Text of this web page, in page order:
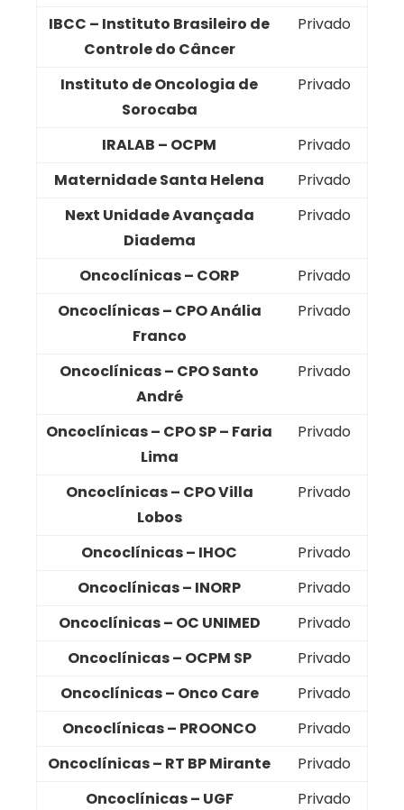
IBCC – Instituto Brasileiro de
Controle do Câncer
Privado
Instituto de Oncologia de
Sorocaba
Privado
IRALAB – OCPM
Privado
Maternidade Santa Helena
Privado
Next Unidade Avançada
Diadema
Privado
Oncoclínicas – CORP
Privado
Oncoclínicas – CPO Anália
Franco
Privado
Oncoclínicas – CPO Santo
André
Privado
Oncoclínicas – CPO SP – Faria
Lima
Privado
Oncoclínicas – CPO Villa
Lobos
Privado
Oncoclínicas – IHOC
Privado
Oncoclínicas – INORP
Privado
Oncoclínicas – OC UNIMED
Privado
Oncoclínicas – OCPM SP
Privado
Oncoclínicas – Onco Care
Privado
Oncoclínicas – PROONCO
Privado
Oncoclínicas – RT BP Mirante
Privado
Oncoclínicas – UGF
Privado